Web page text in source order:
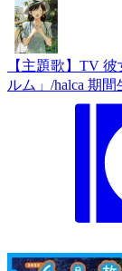
【主題歌】TV
ルム」/halca 期